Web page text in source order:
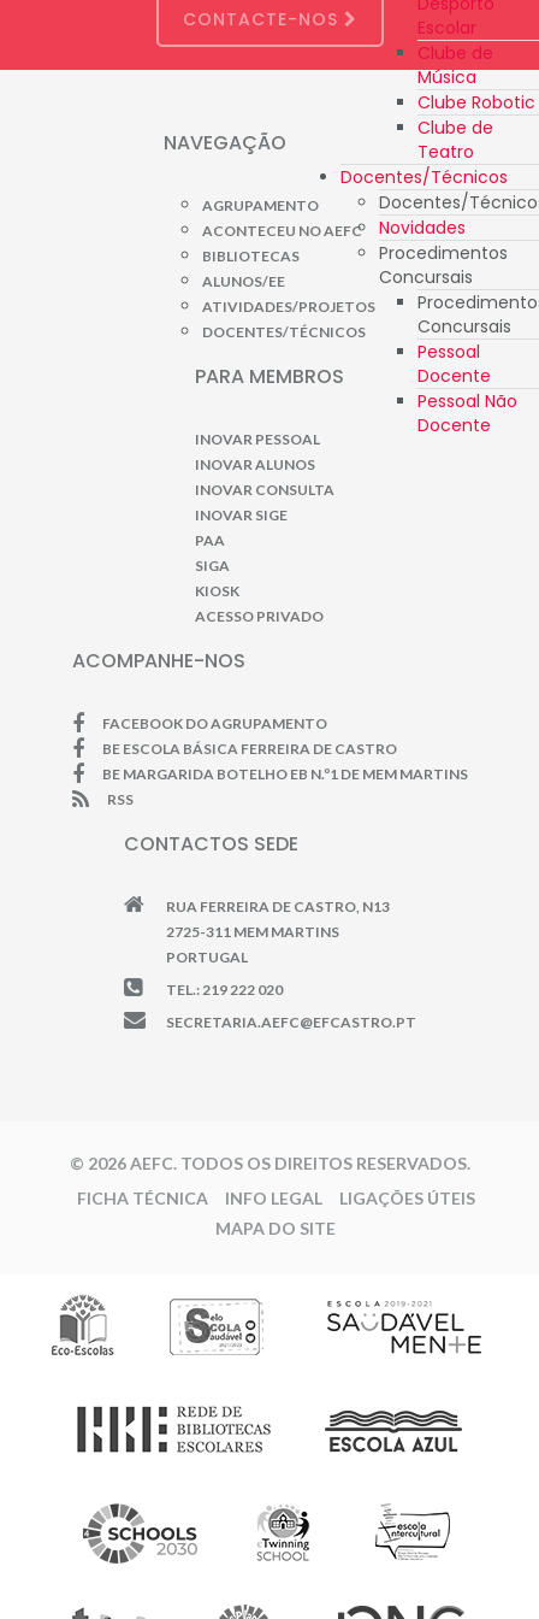
Escolar
Clube de
Música
Clube Robotic
Clube de
Teatro
Docentes/Técnicos
Docentes/
Novidades
Procedimentos
Concursais
Concursais
Pessoal
Docente
Pessoal Não
Docente
CONTACTE-NOS
NAVEGAÇÃO
AGRUPAMENTO
ACONTECEU NO AEFC
BIBLIOTECAS
ALUNOS/EE
ATIVIDADES/PROJETOS
DOCENTES/TÉCNICOS
PARA MEMBROS
INOVAR PESSOAL
INOVAR ALUNOS
INOVAR CONSULTA
INOVAR SIGE
PAA
SIGA
KIOSK
ACESSO PRIVADO
ACOMPANHE-NOS
FACEBOOK DO AGRUPAMENTO
BE ESCOLA BÁSICA FERREIRA DE CASTRO
BE MARGARIDA BOTELHO EB N.º1 DE MEM MARTINS
RSS
CONTACTOS SEDE
RUA FERREIRA DE CASTRO, N13
2725-311 MEM MARTINS
PORTUGAL
TEL.: 219 222 020
SECRETARIA.AEFC@EFCASTRO.PT
© 2026 AEFC. TODOS OS DIREITOS RESERVADOS.
FICHA TÉCNICA
INFO LEGAL
LIGAÇÕES ÚTEIS
MAPA DO SITE